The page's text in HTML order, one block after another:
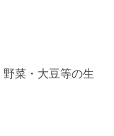
菜・大豆等の生